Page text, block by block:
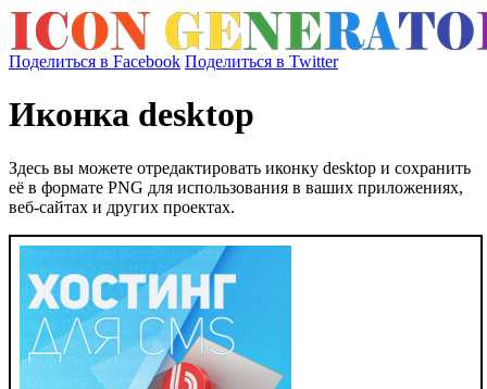
Поделиться в Facebook Поделиться в Twitter
Иконка desktop
Здесь вы можете отредактировать иконку desktop и сохранить
её в формате PNG для использования в ваших приложениях,
веб-сайтах и других проектах.